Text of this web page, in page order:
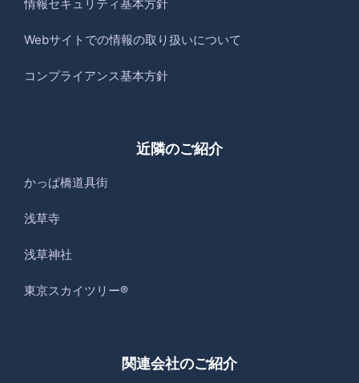
情報セキュリティ基本方針
Webサイトでの情報の取り扱いについて
コンプライアンス基本方針
近隣のご紹介
かっぱ橋道具街
浅草寺
浅草神社
東京スカイツリー®
関連会社のご紹介